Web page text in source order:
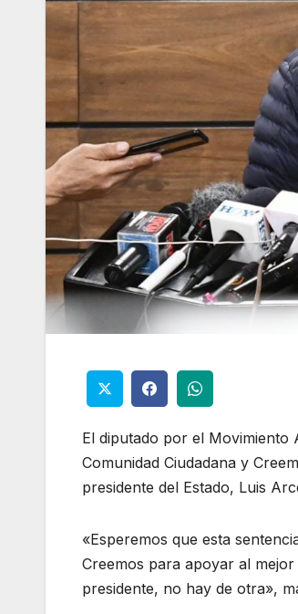
El diputado por el
Comunidad Ciudadana y
presidente del Estado, Luis
«Esperemos que esta
Creemos para apoyar al
presidente, no hay de otra»,